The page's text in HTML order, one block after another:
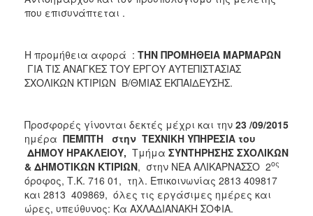
ΠΟΛΗπου επισυνάπτεται .
Η προμήθεια αφορά : ΤΗΝ ΠΡΟΜΗΘΕΙΑ ΜΑΡΜΑΡΩΝ
ΓΙΑ ΤΙΣ ΑΝΑΓΚΕΣ ΤΟΥ ΕΡΓΟΥ ΑΥΤΕΠΙΣΤΑΣΙΑΣ
ΣΧΟΛΙΚΩΝ ΚΤΙΡΙΩΝ Β/ΘΜΙΑΣ ΕΚΠΑΙΔΕΥΣΗΣ.
Προσφορές γίνονται δεκτές μέχρι και την 23 /09/2015
ημέρα ΠΕΜΠΤΗ στην ΤΕΧΝΙΚΗ ΥΠΗΡΕΣΙΑ του
ΔΗΜΟΥ ΗΡΑΚΛΕΙΟΥ, Τμήμα ΣΥΝΤΗΡΗΣΗΣ ΣΧΟΛΙΚΩΝ
& ΔΗΜΟΤΙΚΩΝ ΚΤΙΡΙΩΝ, στην ΝΕΑ ΑΛΙΚΑΡΝΑΣΣΟ 2ος
όροφος, Τ.Κ. 716 01, τηλ. Επικοινωνίας 2813 409817
και 2813 409869, όλες τις εργάσιμες ημέρες και
ώρες, υπεύθυνος: Κα ΑΧΛΑΔΙΑΝΑΚΗ ΣΟΦΙΑ.